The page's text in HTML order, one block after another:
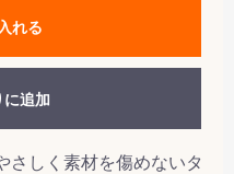
れる
に追加
さしく素材を傷めないタ